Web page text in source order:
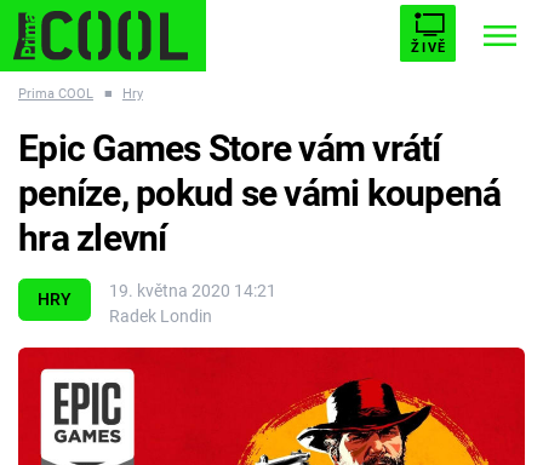
ŽIVĚ
ESCAPE PLNEJ KOTEL AVENGERS 5
Témata
Filmy
Seriály
Prima COOL ■ Hry
HRY
19. května 2020 14:21
Radek Londin
Epic Games Store vám vrátí
peníze, pokud se vámi koupená
hra zlevní